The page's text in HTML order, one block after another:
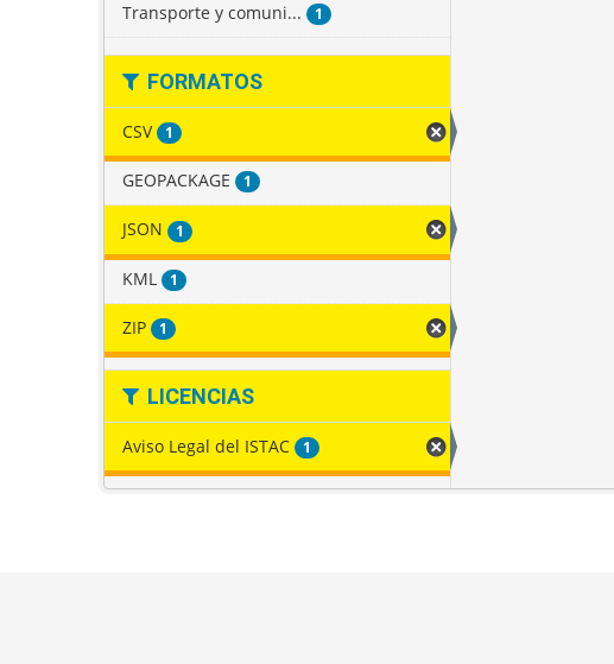
Transporte y comuni... 1
FORMATOS
CSV 1
GEOPACKAGE 1
JSON 1
KML 1
ZIP 1
LICENCIAS
Aviso Legal del ISTAC 1